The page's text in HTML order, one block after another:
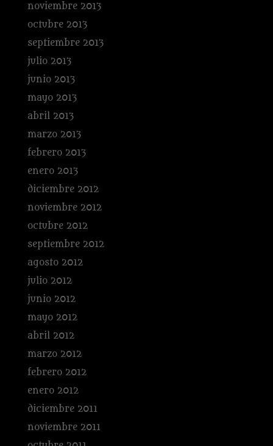
noviembre 2013
octubre 2013
septiembre 2013
julio 2013
junio 2013
mayo 2013
abril 2013
marzo 2013
febrero 2013
enero 2013
diciembre 2012
noviembre 2012
octubre 2012
septiembre 2012
agosto 2012
julio 2012
junio 2012
mayo 2012
abril 2012
marzo 2012
febrero 2012
enero 2012
diciembre 2011
noviembre 2011